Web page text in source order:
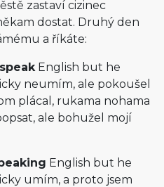
zastaví cizinec
dostat. Druhý den
a říkáte:
English but he
neumím, ale pokoušel
plácal, rukama nohama
ale bohužel mojí
English but he
umím, a proto jsem